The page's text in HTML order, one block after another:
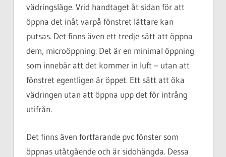
vädringsläge. Vrid handtaget åt sidan för att
öppna det inåt varpå fönstret lättare kan
putsas. Det finns även ett tredje sätt att öppna
dem, microöppning. Det är en minimal öppning
som innebär att det kommer in luft – utan att
fönstret egentligen är öppet. Ett sätt att öka
vädringen utan att öppna upp det för intrång
utifrån.
Det finns även fortfarande pvc fönster som
öppnas utåtgående och är sidohängda. Dessa